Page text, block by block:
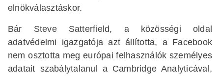
elnökválasztáskor.
Bár Steve Satterfield, a közösségi oldal
adatvédelmi igazgatója azt állította, a Facebook
nem osztotta meg európai felhasználók személyes
adatait szabálytalanul a Cambridge Analyticával,